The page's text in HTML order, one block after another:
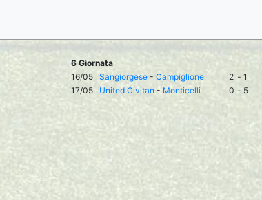
6 Giornata
16/05 Sangiorgese - Campiglione 2 - 1
17/05
United Civitan - Monticelli 0 - 5